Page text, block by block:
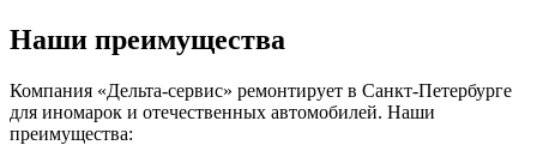
Наши преимущества
Компания «Дельта-сервис» ремонтирует в Санкт-Петербурге
для иномарок и отечественных автомобилей. Наши
преимущества: